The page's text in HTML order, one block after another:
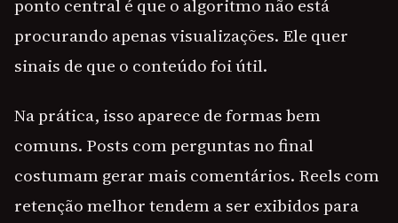
ponto central é que o algoritmo não está
procurando apenas visualizações. Ele quer
sinais de que o conteúdo foi útil.
Na prática, isso aparece de formas bem
comuns. Posts com perguntas no final
costumam gerar mais comentários. Reels com
retenção melhor tendem a ser exibidos para